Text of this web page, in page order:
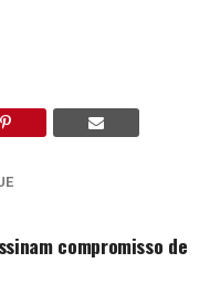
compromisso de